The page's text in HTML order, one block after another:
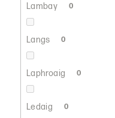
Lambay 0
Langs 0
Laphroaig 0
Ledaig 0